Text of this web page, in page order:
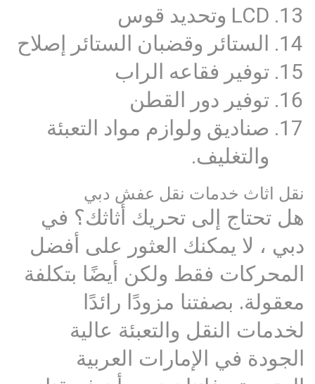
LCD وتحديد قوس
الستائر وقضبان الستائر إصلاح
توفير فقاعه الراب
توفير دور القطن
صناديق ولوازم مواد التعبئة
والتغليف.
نقل اثاث خدمات نقل عفش دبي
هل تحتاج إلى تحريك أثاثك؟ في
دبي ، لا يمكنك العثور على أفضل
المحركات فقط ولكن أيضًا بتكلفة
معقولة. بصفتنا مزودًا رائدًا
لخدمات النقل والتعبئة عالية
الجودة في الإمارات العربية